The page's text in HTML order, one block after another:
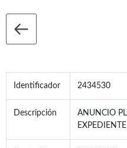
Identificador 2434530
Descripción
ANUNCIO